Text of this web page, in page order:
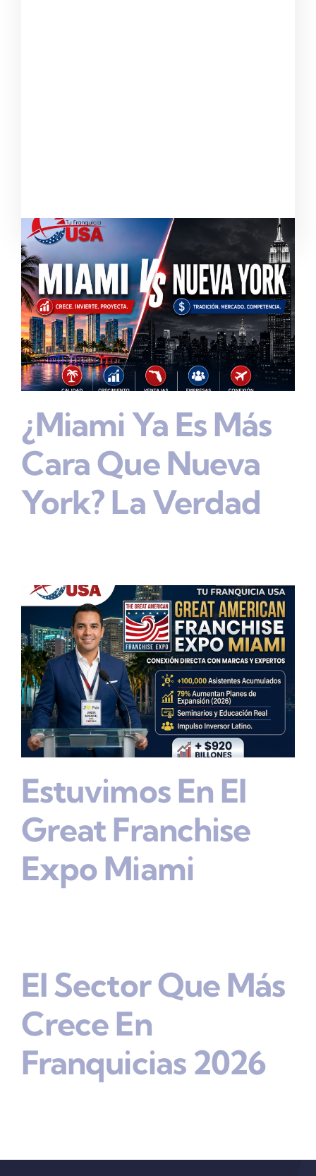
¿Miami Ya Es Más
Cara Que Nueva
York? La Verdad
Estuvimos En El
Great Franchise
Expo Miami
El Sector Que Más
Crece En
Franquicias 2026